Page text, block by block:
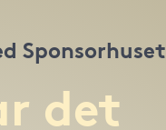
Sponsorhuset
det